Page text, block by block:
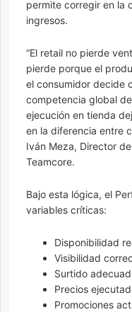
permite corregir en la
ingresos.
“El retail no pierde
pierde porque el
el consumidor decide
competencia global
ejecución en tienda
en la diferencia entre
Iván Meza, Director
Teamcore.
Bajo esta lógica, el
variables críticas:
Disponibilidad
Visibilidad
Surtido
Precios
Promociones